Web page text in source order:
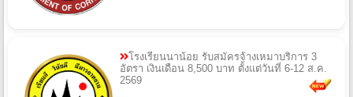
โรงเรียนนาน้อย รับสมัครจ้างเหมาบริการ 3
อัตรา เงินเดือน 8,500 บาท ตั้งแต่วันที่ 6-12 ส.ค.
2569